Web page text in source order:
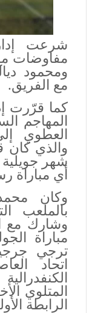
شرعت
مفاوضات
ومحمود
مع الفريق.
كما قرّرت
المهاجم
العطوي
والذي كان
شهر
أي مباراة
وكان
بالملعب
وشارك مع
مباراة
ترجي
اتحاد
المتلوي
الرابطة